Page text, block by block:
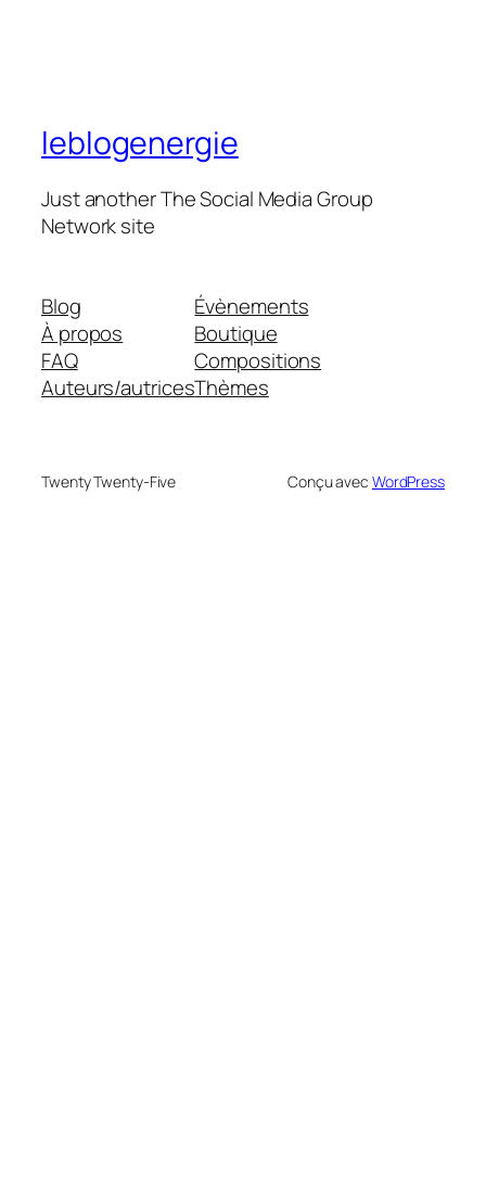
leblogenergie
Just another The Social Media Group
Network site
Blog
À propos
FAQ
Auteurs/autrices
Évènements
Boutique
Compositions
Thèmes
Twenty Twenty-Five Conçu avec WordPress